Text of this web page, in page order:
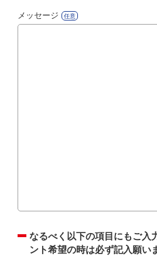
メッセージ
なるべく以下の項目にもご入
ント希望の時は必ず記入願い